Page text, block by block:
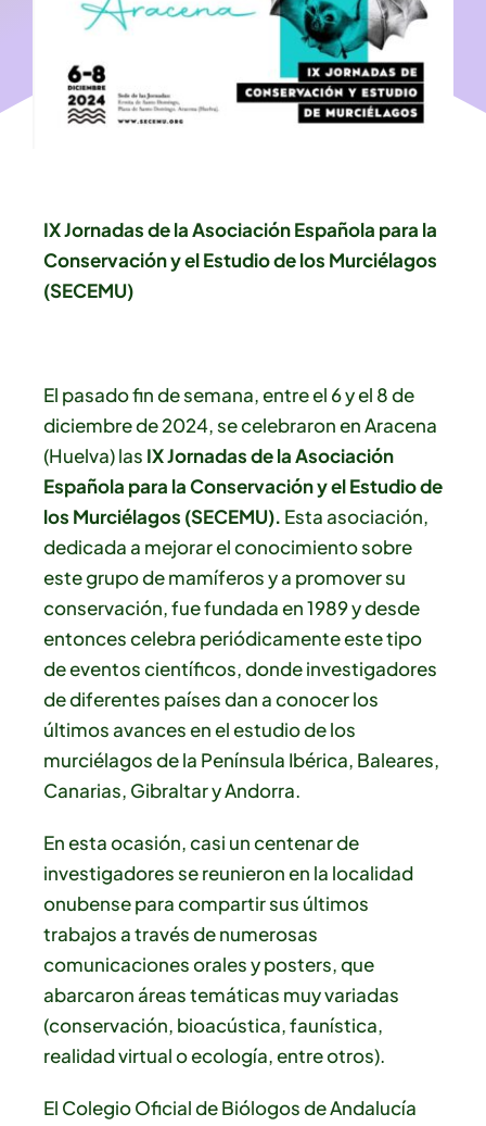
IX Jornadas de la Asociación Española para la
Conservación y el Estudio de los Murciélagos
(SECEMU)
El pasado fin de semana, entre el 6 y el 8 de
diciembre de 2024, se celebraron en Aracena
(Huelva) las IX Jornadas de la Asociación
Española para la Conservación y el Estudio de
los Murciélagos (SECEMU). Esta asociación,
dedicada a mejorar el conocimiento sobre
este grupo de mamíferos y a promover su
conservación, fue fundada en 1989 y desde
entonces celebra periódicamente este tipo
de eventos científicos, donde investigadores
de diferentes países dan a conocer los
últimos avances en el estudio de los
murciélagos de la Península Ibérica, Baleares,
Canarias, Gibraltar y Andorra.
En esta ocasión, casi un centenar de
investigadores se reunieron en la localidad
onubense para compartir sus últimos
trabajos a través de numerosas
comunicaciones orales y posters, que
abarcaron áreas temáticas muy variadas
(conservación, bioacústica, faunística,
realidad virtual o ecología, entre otros).
El Colegio Oficial de Biólogos de Andalucía